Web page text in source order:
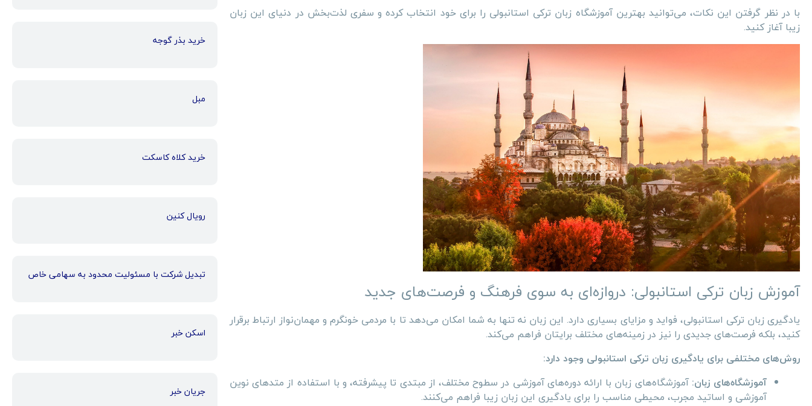
با در نظر گرفتن این نکات، می‌توانید بهترین آموزشگاه زبان ترکی استانبولی را برای خود انتخاب کرده و سفری لذت‌بخش در دنیای این زبان
زیبا آغاز کنید.
آموزش زبان ترکی استانبولی: دروازه‌ای به سوی فرهنگ و فرصت‌های جدید
یادگیری زبان ترکی استانبولی، فواید و مزایای بسیاری دارد. این زبان نه تنها به شما امکان می‌دهد تا با مردمی خونگرم و مهمان‌نواز ارتباط برقرار
کنید، بلکه فرصت‌های جدیدی را نیز در زمینه‌های مختلف برایتان فراهم می‌کند.
روش‌های مختلفی برای یادگیری زبان ترکی استانبولی وجود دارد:
آموزشگاه‌های زبان:آموزشگاه‌های زبان با ارائه دوره‌های آموزشی در سطوح مختلف، از مبتدی تا پیشرفته، و با استفاده از متدهای نوین
آموزشی و اساتید مجرب، محیطی مناسب را برای یادگیری این زبان زیبا فراهم می‌کنند.
خرید بذر گوجه
مبل
خرید کلاه کاسکت
رویال کنین
تبدیل شرکت با مسئولیت محدود به سهامی خاص
اسکن خبر
جریان خبر